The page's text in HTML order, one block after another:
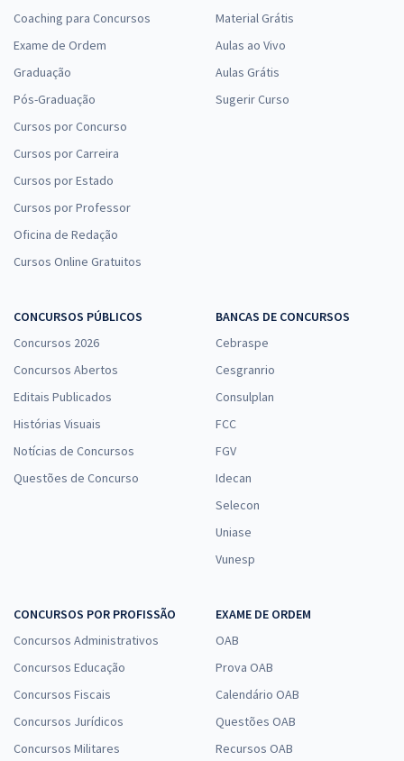
Coaching para Concursos
Exame de Ordem
Graduação
Pós-Graduação
Cursos por Concurso
Cursos por Carreira
Cursos por Estado
Cursos por Professor
Oficina de Redação
Cursos Online Gratuitos
Material Grátis
Aulas ao Vivo
Aulas Grátis
Sugerir Curso
CONCURSOS PÚBLICOS
Concursos 2026
Concursos Abertos
Editais Publicados
Histórias Visuais
Notícias de Concursos
Questões de Concurso
BANCAS DE CONCURSOS
Cebraspe
Cesgranrio
Consulplan
FCC
FGV
Idecan
Selecon
Uniase
Vunesp
CONCURSOS POR PROFISSÃO
Concursos Administrativos
Concursos Educação
Concursos Fiscais
Concursos Jurídicos
Concursos Militares
EXAME DE ORDEM
OAB
Prova OAB
Calendário OAB
Questões OAB
Recursos OAB